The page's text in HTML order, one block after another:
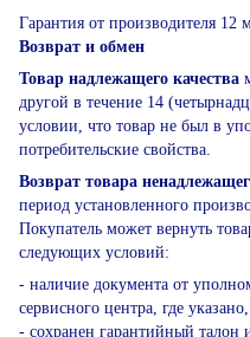
Гарантия от производителя 12
Возврат и обмен
Товар надлежащего качества
другой в течение 14
условии, что товар не был в
потребительские свойства.
Возврат товара
период установленного
Покупатель может вернуть
следующих условий:
- наличие документа от
сервисного центра, где
- сохранен гарантийный